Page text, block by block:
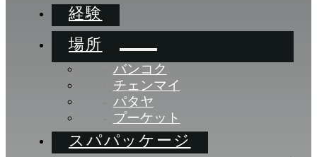
経験
場所
バンコク
チェンマイ
パタヤ
プーケット
スパパッケージ